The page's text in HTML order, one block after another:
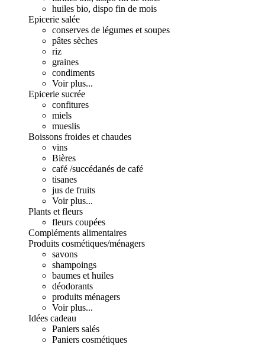
huiles bio, dispo fin de mois
Epicerie salée
conserves de légumes et soupes
pâtes sèches
riz
graines
condiments
Voir plus...
Epicerie sucrée
confitures
miels
mueslis
Boissons froides et chaudes
vins
Bières
café /succédanés de café
tisanes
jus de fruits
Voir plus...
Plants et fleurs
fleurs coupées
Compléments alimentaires
Produits cosmétiques/ménagers
savons
shampoings
baumes et huiles
déodorants
produits ménagers
Voir plus...
Idées cadeau
Paniers salés
Paniers cosmétiques